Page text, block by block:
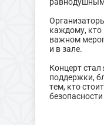
каждому, кто
важном
и в зале.
Концерт
поддержки,
тем, кто